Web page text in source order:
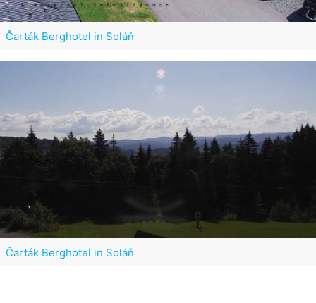
Čarták Berghotel in Soláň
Čarták Berghotel in Soláň